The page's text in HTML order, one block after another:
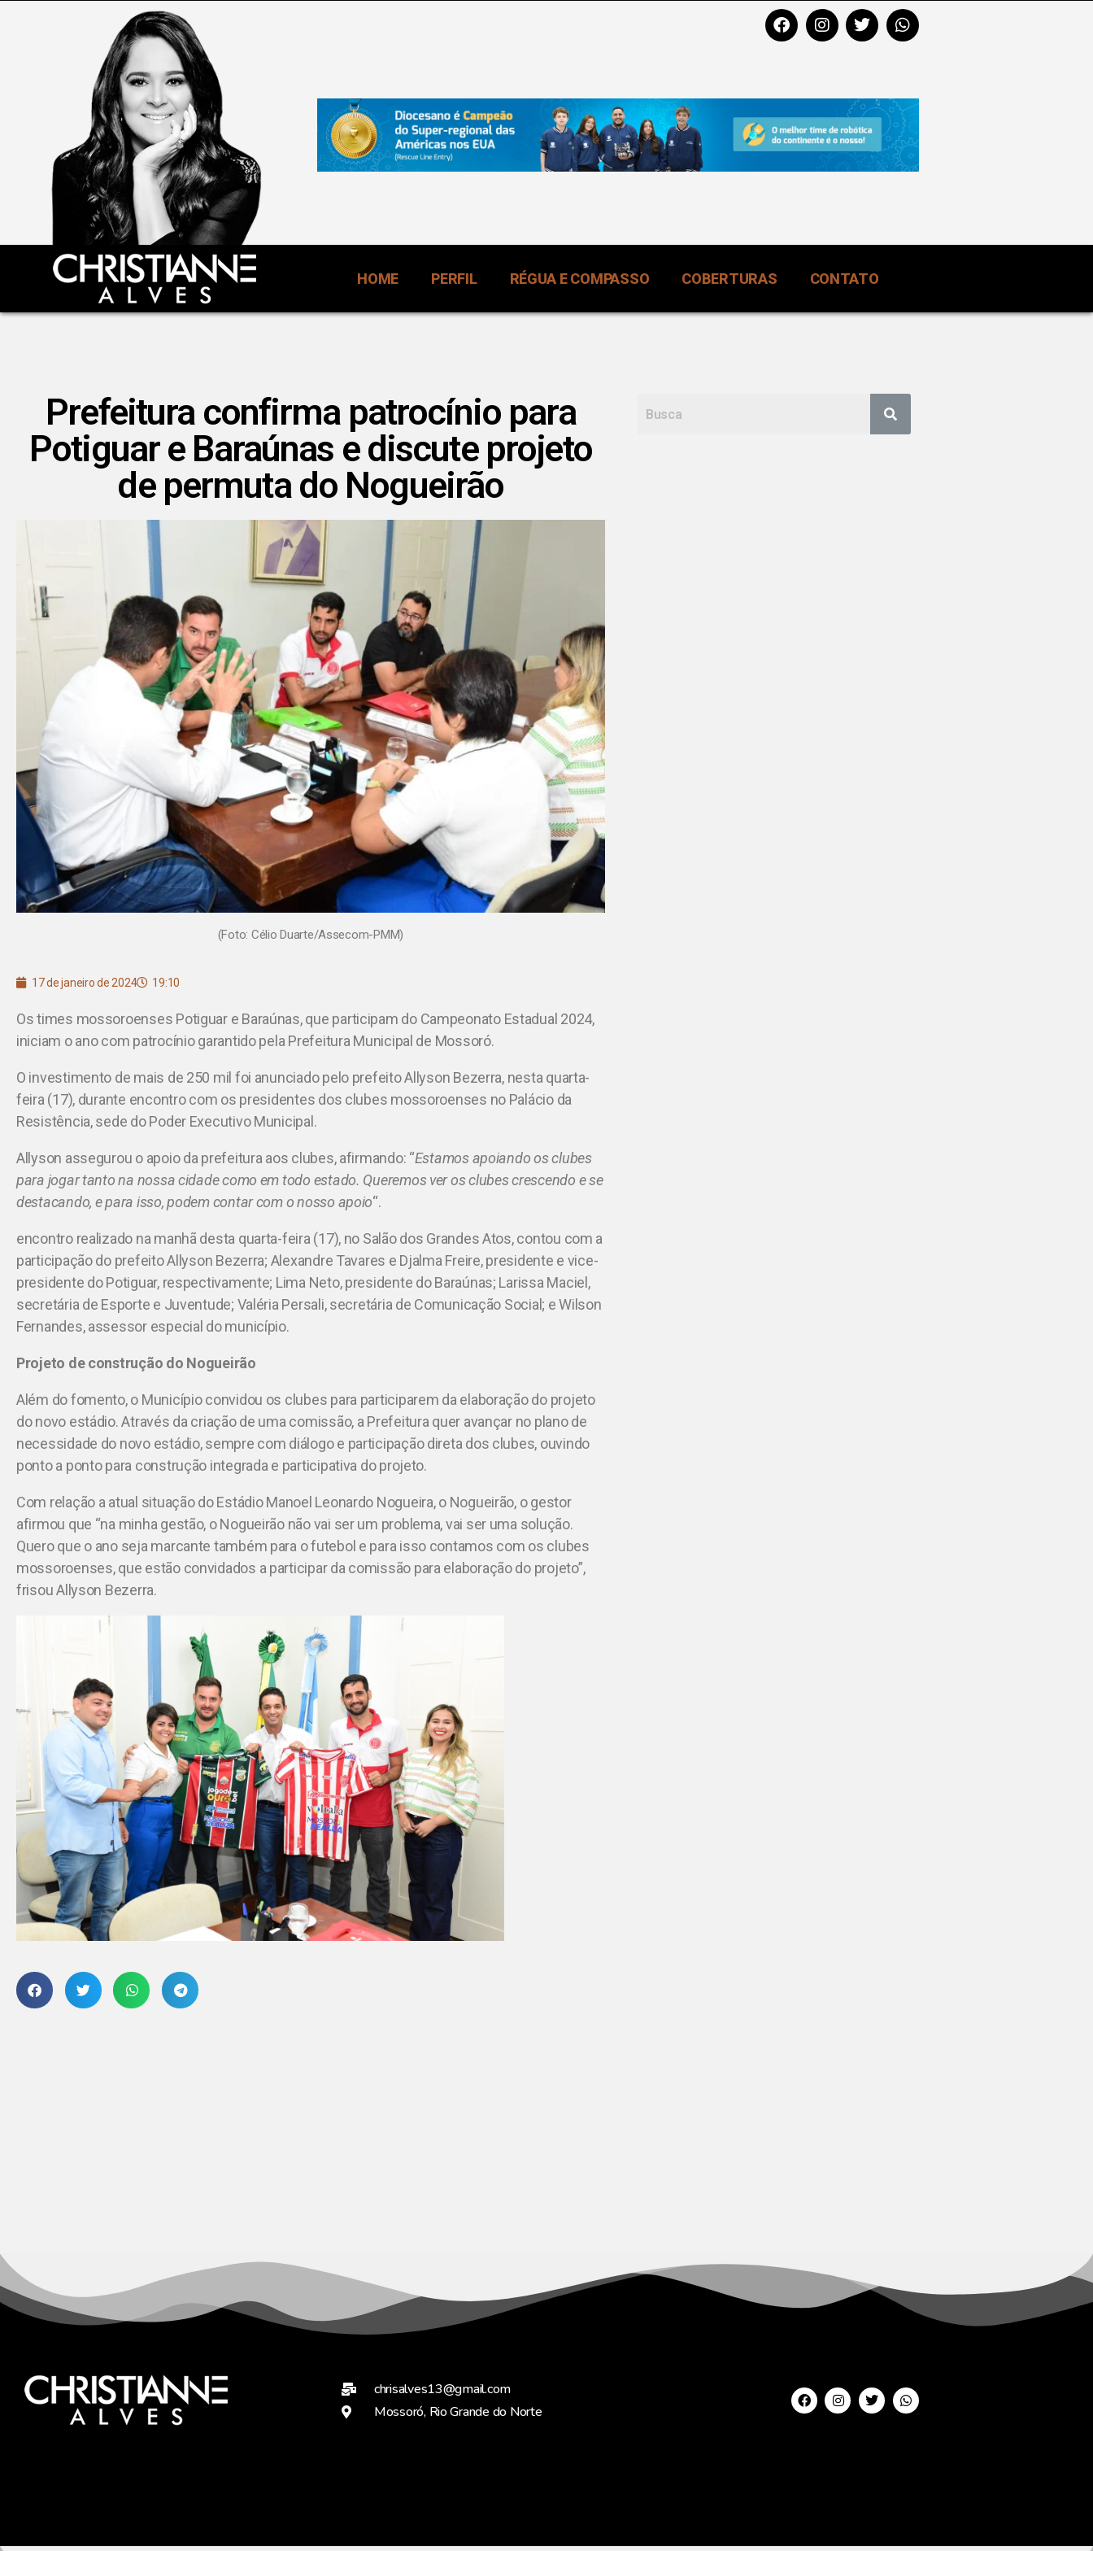
HOME PERFIL RÉGUA E COMPASSO COBERTURAS CONTATO
Prefeitura confirma patrocínio para
Potiguar e Baraúnas e discute projeto
de permuta do Nogueirão
(Foto: Célio Duarte/Assecom-PMM)
17 de janeiro de 2024 19:10
Os times mossoroenses Potiguar e Baraúnas, que participam do Campeonato Estadual 2024,
iniciam o ano com patrocínio garantido pela Prefeitura Municipal de Mossoró.
O investimento de mais de 250 mil foi anunciado pelo prefeito Allyson Bezerra, nesta quarta-
feira (17), durante encontro com os presidentes dos clubes mossoroenses no Palácio da
Resistência, sede do Poder Executivo Municipal.
Allyson assegurou o apoio da prefeitura aos clubes, afirmando: “Estamos apoiando os clubes
para jogar tanto na nossa cidade como em todo estado. Queremos ver os clubes crescendo e se
destacando, e para isso, podem contar com o nosso apoio“.
encontro realizado na manhã desta quarta-feira (17), no Salão dos Grandes Atos, contou com a
participação do prefeito Allyson Bezerra; Alexandre Tavares e Djalma Freire, presidente e vice-
presidente do Potiguar, respectivamente; Lima Neto, presidente do Baraúnas; Larissa Maciel,
secretária de Esporte e Juventude; Valéria Persali, secretária de Comunicação Social; e Wilson
Fernandes, assessor especial do município.
Projeto de construção do Nogueirão
Além do fomento, o Município convidou os clubes para participarem da elaboração do projeto
do novo estádio. Através da criação de uma comissão, a Prefeitura quer avançar no plano de
necessidade do novo estádio, sempre com diálogo e participação direta dos clubes, ouvindo
ponto a ponto para construção integrada e participativa do projeto.
Com relação a atual situação do Estádio Manoel Leonardo Nogueira, o Nogueirão, o gestor
afirmou que “na minha gestão, o Nogueirão não vai ser um problema, vai ser uma solução.
Quero que o ano seja marcante também para o futebol e para isso contamos com os clubes
mossoroenses, que estão convidados a participar da comissão para elaboração do projeto”,
frisou Allyson Bezerra.
chrisalves13@gmail.com
Mossoró, Rio Grande do Norte